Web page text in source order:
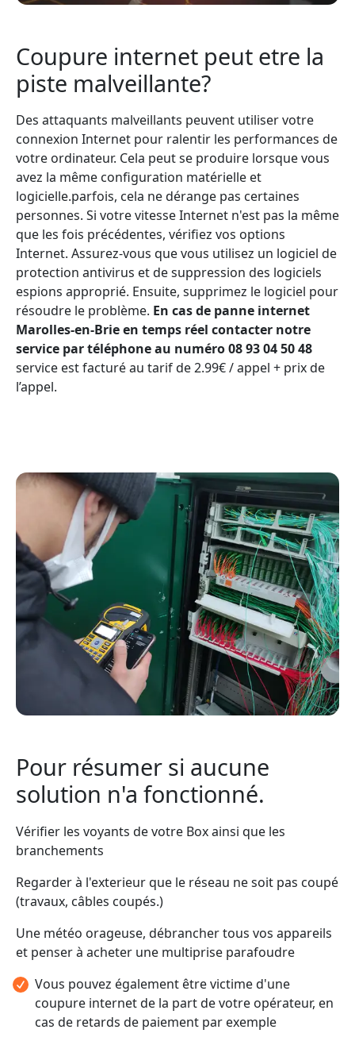
Coupure internet peut etre la
piste malveillante?
Des attaquants malveillants peuvent utiliser votre
connexion Internet pour ralentir les performances de
votre ordinateur. Cela peut se produire lorsque vous
avez la même configuration matérielle et
logicielle.parfois, cela ne dérange pas certaines
personnes. Si votre vitesse Internet n'est pas la même
que les fois précédentes, vérifiez vos options
Internet. Assurez-vous que vous utilisez un logiciel de
protection antivirus et de suppression des logiciels
espions approprié. Ensuite, supprimez le logiciel pour
résoudre le problème. En cas de panne internet
Marolles-en-Brie en temps réel contacter notre
service par téléphone au numéro 08 93 04 50 48
service est facturé au tarif de 2.99€ / appel + prix de
l’appel.
Pour résumer si aucune
solution n'a fonctionné.
Vérifier les voyants de votre Box ainsi que les
branchements
Regarder à l'exterieur que le réseau ne soit pas coupé
(travaux, câbles coupés.)
Une météo orageuse, débrancher tous vos appareils
et penser à acheter une multiprise parafoudre
Vous pouvez également être victime d'une
coupure internet de la part de votre opérateur, en
cas de retards de paiement par exemple